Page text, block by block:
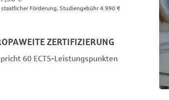
Förderung, Studiengebühr 4.990 €
ZERTIFIZIERUNG
60 ECTS-Leistungspunkten